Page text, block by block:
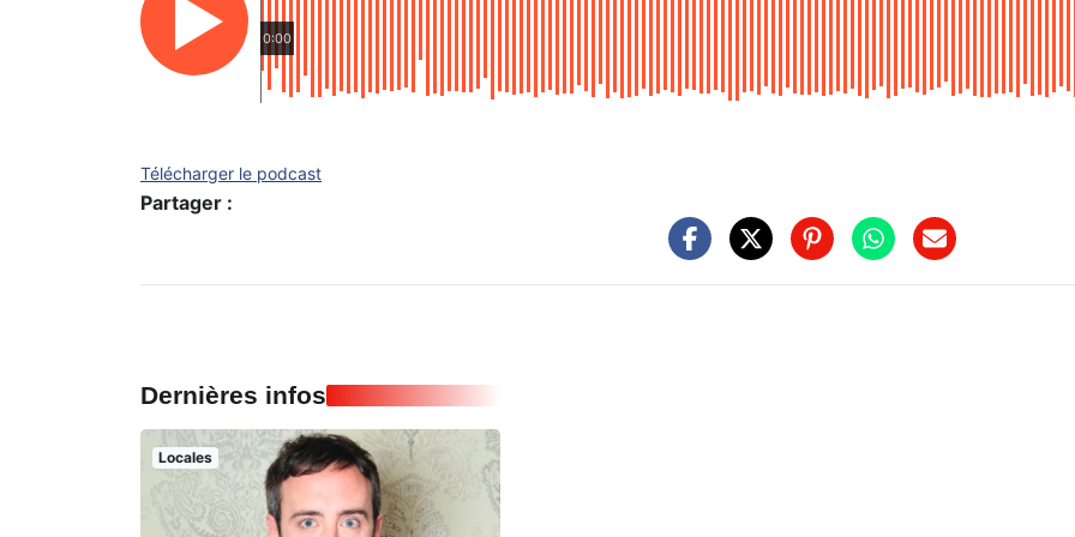
0:00
Télécharger le podcast
Partager :
Dernières infos
Locales